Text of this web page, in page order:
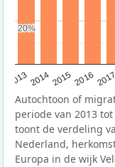
20132014201520162017
20%
20%
Autochtoon of
periode van 2013
toont de verdeling
Nederland,
Europa in de wijk